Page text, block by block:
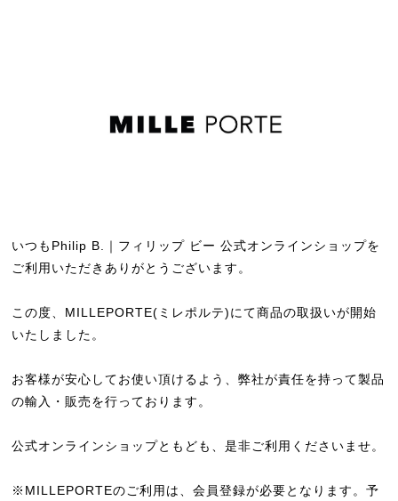
いつもPhilip B.｜フィリップ ビー 公式オンラインショップを
ご利用いただきありがとうございます。
この度、MILLEPORTE(ミレポルテ)にて商品の取扱いが開始
いたしました。
お客様が安心してお使い頂けるよう、弊社が責任を持って製品
の輸入・販売を行っております。
公式オンラインショップともども、是非ご利用くださいませ。
※MILLEPORTEのご利用は、会員登録が必要となります。予